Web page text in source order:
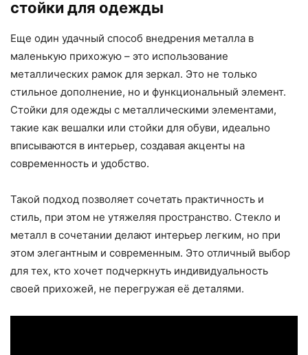
стойки для одежды
Еще один удачный способ внедрения металла в
маленькую прихожую – это использование
металлических рамок для зеркал. Это не только
стильное дополнение, но и функциональный элемент.
Стойки для одежды с металлическими элементами,
такие как вешалки или стойки для обуви, идеально
вписываются в интерьер, создавая акценты на
современность и удобство.
Такой подход позволяет сочетать практичность и
стиль, при этом не утяжеляя пространство. Стекло и
металл в сочетании делают интерьер легким, но при
этом элегантным и современным. Это отличный выбор
для тех, кто хочет подчеркнуть индивидуальность
своей прихожей, не перегружая её деталями.